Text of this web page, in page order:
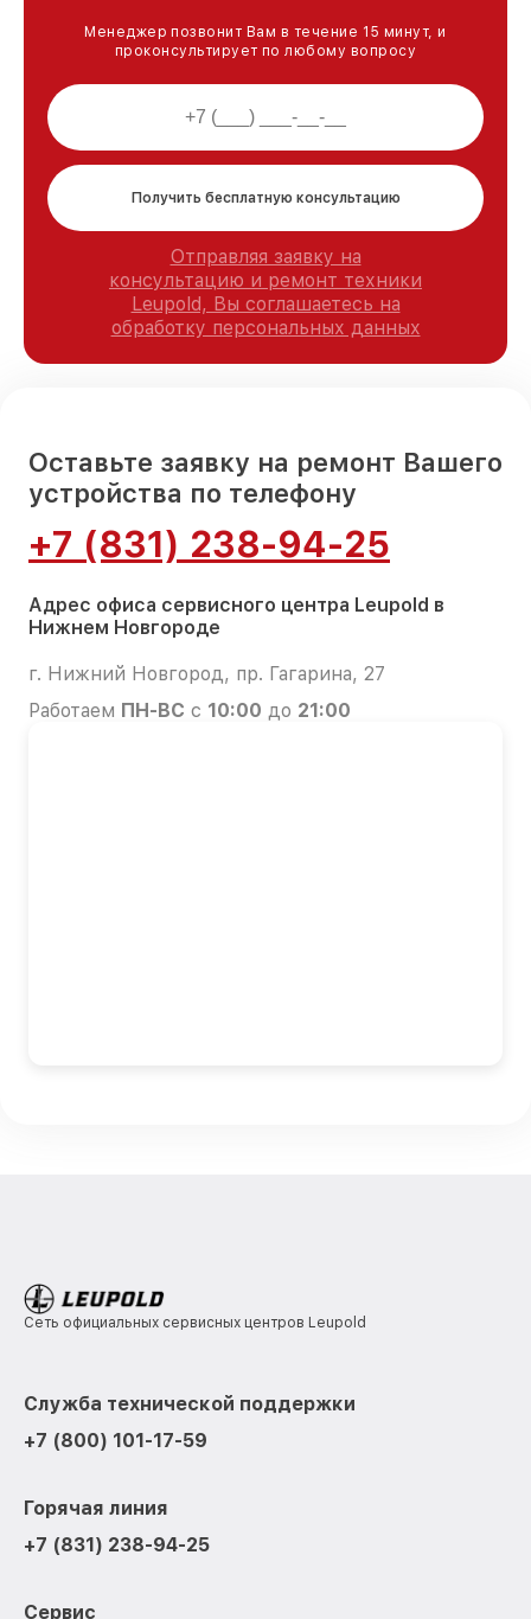
Менеджер позвонит Вам в течение 15 минут, и
проконсультирует по любому вопросу
Получить бесплатную консультацию
Отправляя заявку на
консультацию и ремонт техники
Leupold, Вы соглашаетесь на
обработку персональных данных
Оставьте заявку на ремонт Вашего
устройства по телефону
+7 (831) 238-94-25
Адрес офиса сервисного центра Leupold в
Нижнем Новгороде
г. Нижний Новгород, пр. Гагарина, 27
Работаем ПН-ВС с 10:00 до 21:00
Сеть официальных сервисных центров Leupold
Служба технической поддержки
+7 (800) 101-17-59
Горячая линия
+7 (831) 238-94-25
Сервис